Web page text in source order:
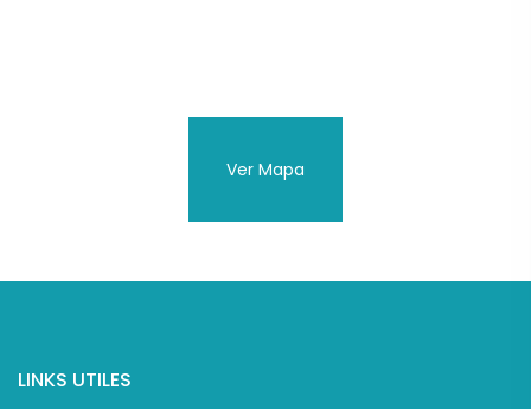
Ver Mapa
LINKS UTILES